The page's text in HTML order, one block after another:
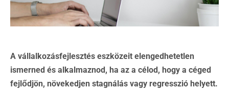
A vállalkozásfejlesztés eszközeit elengedhetetlen
ismerned és alkalmaznod, ha az a célod, hogy a céged
fejlődjön, növekedjen stagnálás vagy regresszió helyett.